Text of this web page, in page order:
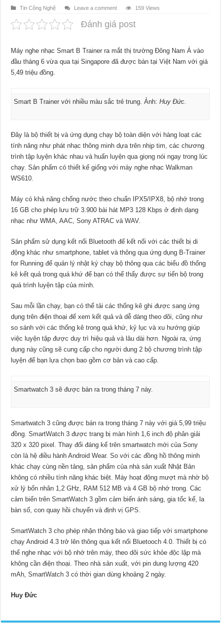
Tin Công Nghệ Leave a comment 159 Views
Đánh giá post
Máy nghe nhạc Smart B Trainer ra mắt thị trường Đông Nam Á vào
đầu tháng 6 vừa qua tại Singapore đã được bán tại Việt Nam với giá
5,49 triệu đồng.
Smart B Trainer với nhiều màu sắc trẻ trung. Ảnh: Huy Đức.
Đây là bộ thiết bị và ứng dụng chạy bộ toàn diện với hàng loạt các
tính năng như phát nhạc thông minh dựa trên nhịp tim, các chương
trình tập luyện khác nhau và huấn luyện qua giọng nói ngay trong lúc
chạy.Sản phẩm có thiết kế giống với máy nghe nhạc Walkman
WS610.
Máy có khả năng chống nước theo chuẩn IPX5/IPX8, bộ nhớ trong
16 GB cho phép lưu trữ 3.900 bài hát MP3 128 Kbps ở định dạng
nhạc như WMA, AAC, Sony ATRAC và WAV.
Sản phẩm sử dụng kết nối Bluetooth để kết nối với các thiết bị di
động khác như smartphone, tablet và thông qua ứng dụng B-Trainer
for Running để quản lý nhật ký chạy bộ thông qua các biểu đồ thống
kê kết quả trong quá khứ để bạn có thể thấy được sự tiến bộ trong
quá trình luyện tập của mình.
Sau mỗi lần chạy, bạn có thể tải các thống kê ghi được sang ứng
dụng trên điện thoại để xem kết quả và dễ dàng theo dõi, cũng như
so sánh với các thống kê trong quá khứ, kỷ lục và xu hướng giúp
việc luyện tập được duy trì hiệu quả và lâu dài hơn. Ngoài ra, ứng
dụng này cũng sẽ cung cấp cho người dung 2 bộ chương trình tập
luyện để bạn lựa chọn bao gồm cơ bản và cao cấp.
Smartwatch 3 sẽ được bán ra trong tháng 7 này.
Smartwatch 3 cũng được bán ra trong tháng 7 này với giá 5,99 triệu
đồng.SmartWatch 3 được trang bị màn hình 1,6 inch độ phân giải
320 x 320 pixel. Thay đổi đáng kể trên smartwatch mới của Sony
còn là hệ điều hành Android Wear. So với các đồng hồ thông minh
khác chạy cùng nền tảng, sản phẩm của nhà sản xuất Nhật Bản
không có nhiều tính năng khác biệt. Máy hoạt động mượt mà nhờ bộ
xử lý bốn nhân 1,2 GHz, RAM 512 MB và 4 GB bộ nhớ trong. Các
cảm biến trên SmartWatch 3 gồm cảm biến ánh sáng, gia tốc kế, la
bàn số, con quay hồi chuyển và định vị GPS.
SmartWatch 3 cho phép nhận thông báo và giao tiếp với smartphone
chạy Android 4.3 trở lên thông qua kết nối Bluetooch 4.0. Thiết bị có
thể nghe nhạc với bộ nhớ trên máy, theo dõi sức khỏe độc lập mà
không cần điện thoại. Theo nhà sản xuất, với pin dung lượng 420
mAh, SmartWatch 3 có thời gian dùng khoảng 2 ngày.
Huy Đức